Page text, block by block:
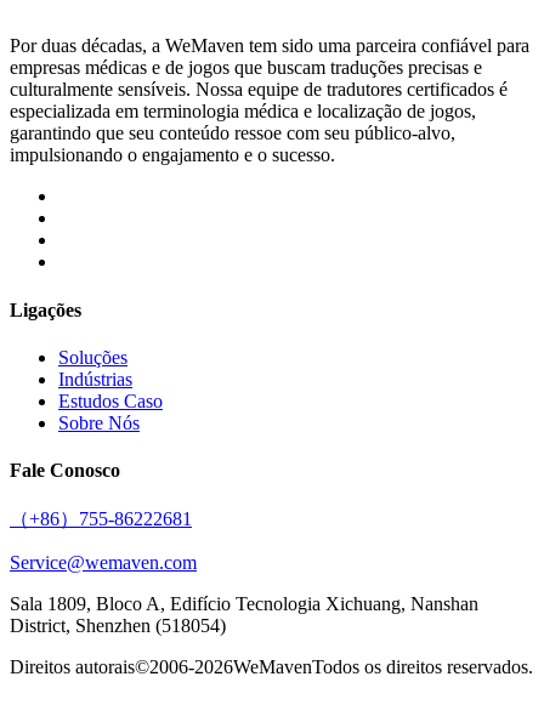
Por duas décadas, a WeMaven tem sido uma parceira confiável para
empresas médicas e de jogos que buscam traduções precisas e
culturalmente sensíveis. Nossa equipe de tradutores certificados é
especializada em terminologia médica e localização de jogos,
garantindo que seu conteúdo ressoe com seu público-alvo,
impulsionando o engajamento e o sucesso.
Ligações
Soluções
Indústrias
Estudos Caso
Sobre Nós
Fale Conosco
（+86）755-86222681
Service@wemaven.com
Sala 1809, Bloco A, Edifício Tecnologia Xichuang, Nanshan
District, Shenzhen (518054)
Direitos autorais©2006-2026WeMavenTodos os direitos reservados.